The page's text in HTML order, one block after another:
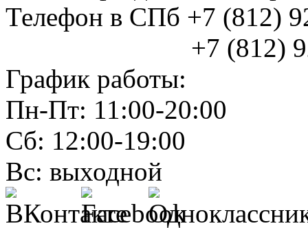
Телефон в СПб +7 (812)
+7 (812)
График работы:
Пн-Пт: 11:00-20:00
Сб: 12:00-19:00
Вс: выходной